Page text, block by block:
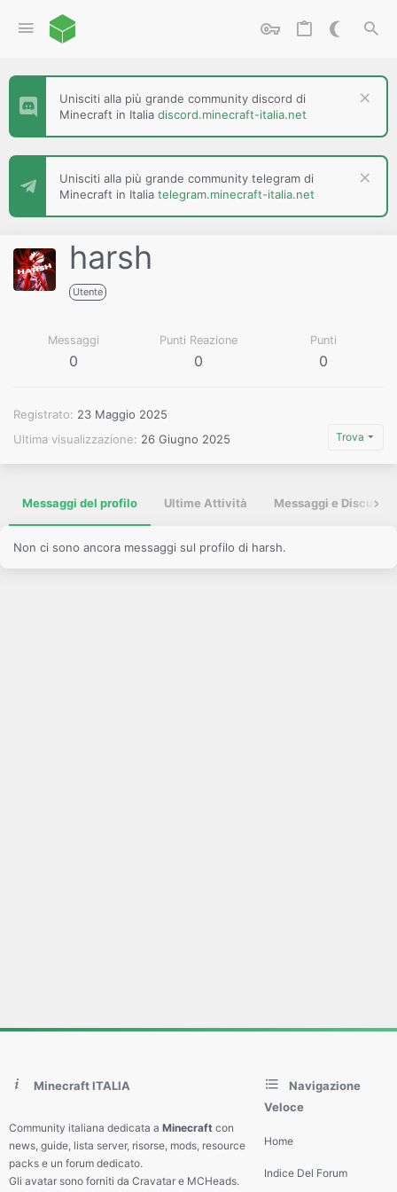
Unisciti alla più grande community discord di
Minecraft in Italia discord.minecraft-italia.net
Unisciti alla più grande community telegram di
Minecraft in Italia telegram.minecraft-italia.net
harsh
Utente
Messaggi
0
Punti Reazione
0
Punti
0
Registrato
23 Maggio 2025
Ultima visualizzazione
26 Giugno 2025 Trova
Messaggi del profilo Ultime Attività Messaggi e
Non ci sono ancora messaggi sul profilo di harsh.
Minecraft ITALIA
Community italiana dedicata a Minecraft con
news, guide, lista server, risorse, mods, resource
packs e un forum dedicato.
Gli avatar sono forniti da Cravatar e MCHeads.
Navigazione
Veloce
Home
Indice Del Forum